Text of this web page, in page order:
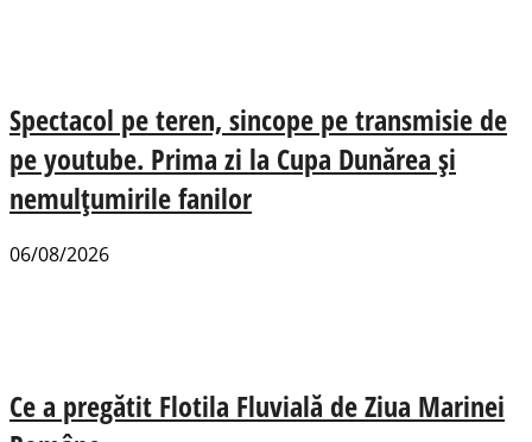
Spectacol pe teren, sincope pe transmisie de
pe youtube. Prima zi la Cupa Dunărea și
nemulțumirile fanilor
06/08/2026
Ce a pregătit Flotila Fluvială de Ziua Marinei